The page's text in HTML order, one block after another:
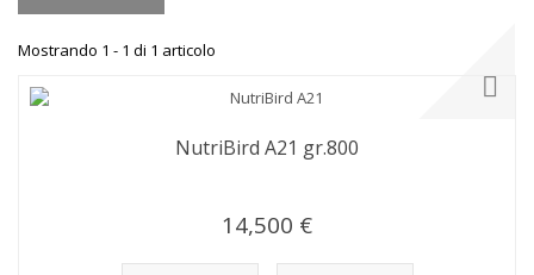
Mostrando 1 - 1 di 1 articolo
NutriBird A21 gr.800
14,500 €